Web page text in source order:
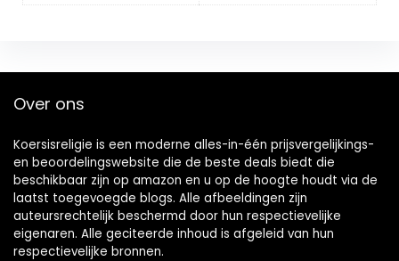
Over ons
Koersisreligie is een moderne alles-in-één prijsvergelijkings-
en beoordelingswebsite die de beste deals biedt die
beschikbaar zijn op amazon en u op de hoogte houdt via de
laatst toegevoegde blogs. Alle afbeeldingen zijn
auteursrechtelijk beschermd door hun respectievelijke
eigenaren. Alle geciteerde inhoud is afgeleid van hun
respectievelijke bronnen.